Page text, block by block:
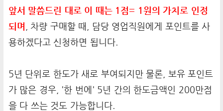
앞서 말씀드린 대로 이 때는 1점= 1원의 가치로 인정
되며
, 차량 구매할 때, 담당 영업직원에게 포인트를 사
용하겠다고 신청하면 됩니다.
5년 단위로 한도가 새로 부여되지만 물론, 보유 포인트
가 많은 경우, '한 번에' 5년 간의 한도금액인 200만점
을 다 쓰는 것도 가능합니다.